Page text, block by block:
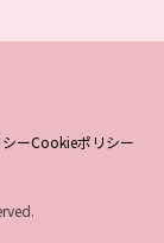
ーCookieポリシー